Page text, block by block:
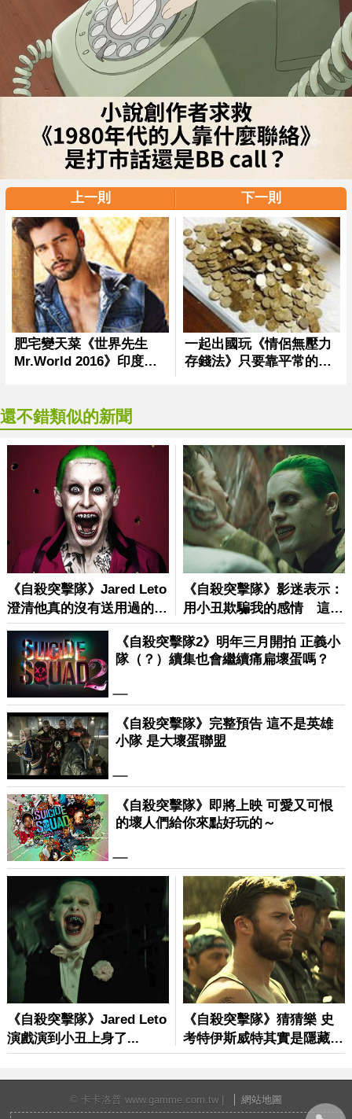
上一則 下一則
還不錯類似的新聞
© 卡卡洛普 www.gamme.com.tw | 網站地圖